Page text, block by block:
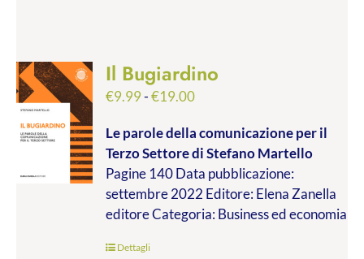
Il Bugiardino
€9.99-€19.00Fascia
prezzo:
da
€9.99
a
€19.00
Le parole della comunicazione per il
Terzo Settoredi Stefano Martello
Pagine 140 Data pubblicazione:
settembre 2022 Editore: Elena Zanella
editore Categoria: Business ed economia
Dettagli